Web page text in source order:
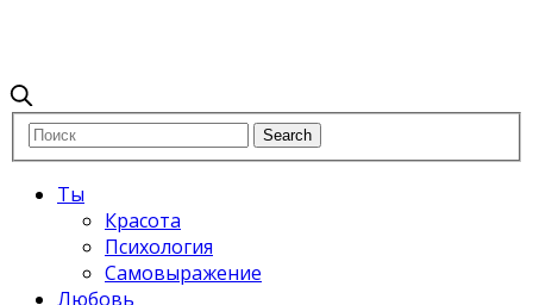
Ты
Красота
Психология
Самовыражение
Любовь